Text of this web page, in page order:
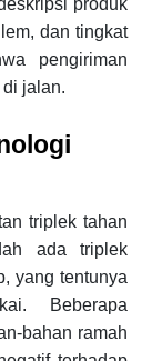
produk
dan tingkat
pengiriman
jalan.
triplek tahan
ada triplek
yang tentunya
Beberapa
bahan ramah